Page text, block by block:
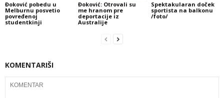
Đoković pobedu u
Melburnu posvetio
povređenoj
studentkinji
Đoković: Otrovali su
me hranom pre
deportacije iz
Australije
Spektakularan doček
sportista na balkonu
/foto/
KOMENTARIŠI